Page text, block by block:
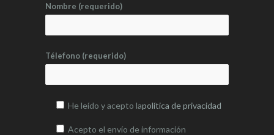
Nombre (requerido)
Télefono (requerido)
He leído y acepto lapolítica de privacidad
Acepto el envío de información